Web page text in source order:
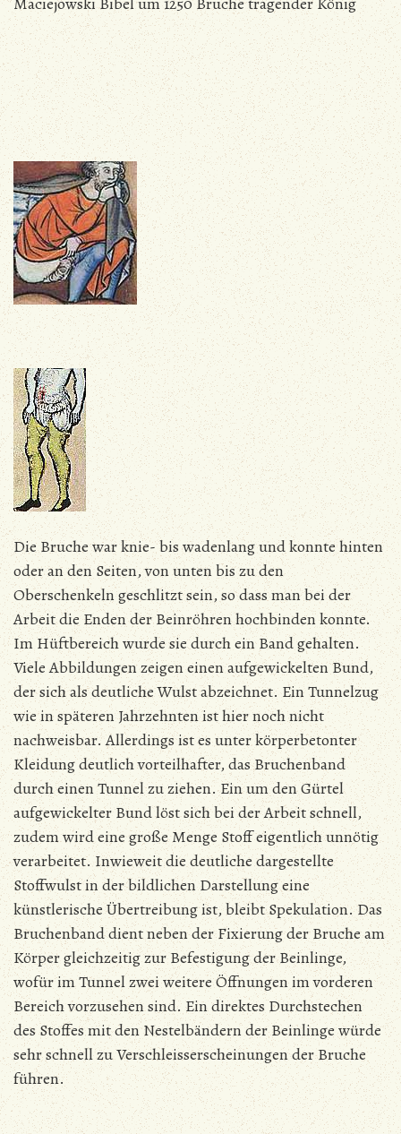
Die Bruche war knie- bis wadenlang und konnte hinten
oder an den Seiten, von unten bis zu den
Oberschenkeln geschlitzt sein, so dass man bei der
Arbeit die Enden der Beinröhren hochbinden konnte.
Im Hüftbereich wurde sie durch ein Band gehalten.
Viele Abbildungen zeigen einen aufgewickelten Bund,
der sich als deutliche Wulst abzeichnet. Ein Tunnelzug
wie in späteren Jahrzehnten ist hier noch nicht
nachweisbar. Allerdings ist es unter körperbetonter
Kleidung deutlich vorteilhafter, das Bruchenband
durch einen Tunnel zu ziehen. Ein um den Gürtel
aufgewickelter Bund löst sich bei der Arbeit schnell,
zudem wird eine große Menge Stoff eigentlich unnötig
verarbeitet. Inwieweit die deutliche dargestellte
Stoffwulst in der bildlichen Darstellung eine
künstlerische Übertreibung ist, bleibt Spekulation.Das
Bruchenband dient neben der Fixierung der Bruche am
Körper gleichzeitig zur Befestigung der Beinlinge,
wofür im Tunnel zwei weitere Öffnungen im vorderen
Bereich vorzusehen sind. Ein direktes Durchstechen
des Stoffes mit den Nestelbändern der Beinlinge würde
sehr schnell zu Verschleisserscheinungen der Bruche
führen.